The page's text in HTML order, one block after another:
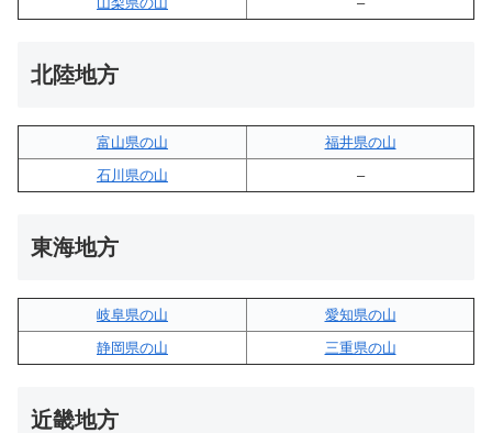
北陸地方
富山県の山
福井県の山
石川県の山
–
東海地方
岐阜県の山
愛知県の山
静岡県の山
三重県の山
近畿地方